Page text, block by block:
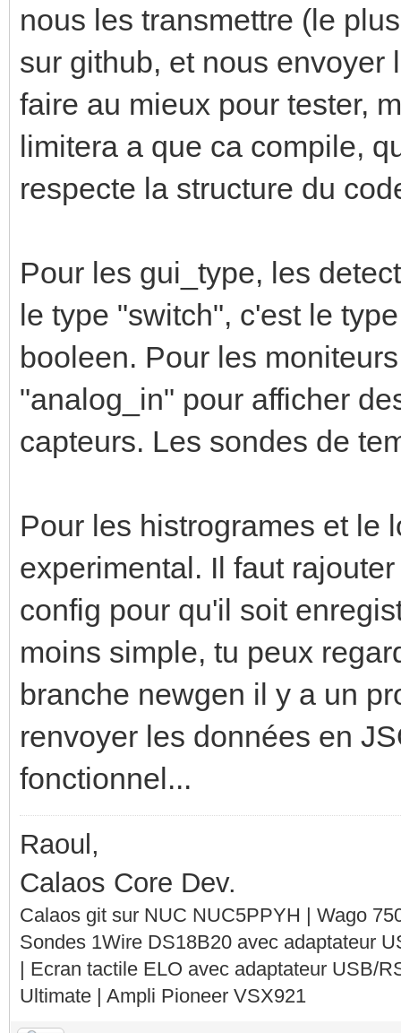
nous les transmettre (le
sur github, et nous envoyer
faire au mieux pour tester,
limitera a que ca compile,
respecte la structure du
Pour les gui_type, les
le type "switch", c'est le
booleen. Pour les
"analog_in" pour afficher
capteurs. Les sondes de
Pour les histrogrames et le
experimental. Il faut
config pour qu'il soit
moins simple, tu peux
branche newgen il y a un
renvoyer les données en
fonctionnel...
Raoul,
Calaos Core Dev.
Calaos git sur NUC NUC5PPYH | Wago
Sondes 1Wire DS18B20 avec adaptateur
| Ecran tactile ELO avec adaptateur USB/
Ultimate | Ampli Pioneer VSX921